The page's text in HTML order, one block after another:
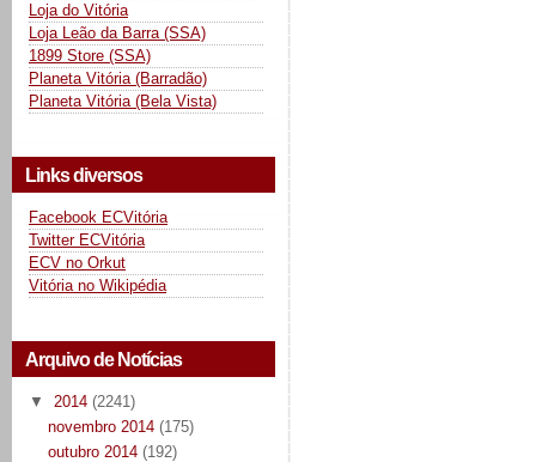
Loja do Vitória
Loja Leão da Barra (SSA)
1899 Store (SSA)
Planeta Vitória (Barradão)
Planeta Vitória (Bela Vista)
Links diversos
Facebook ECVitória
Twitter ECVitória
ECV no Orkut
Vitória no Wikipédia
Arquivo de Notícias
▼ 2014 (2241)
novembro 2014 (175)
outubro 2014 (192)